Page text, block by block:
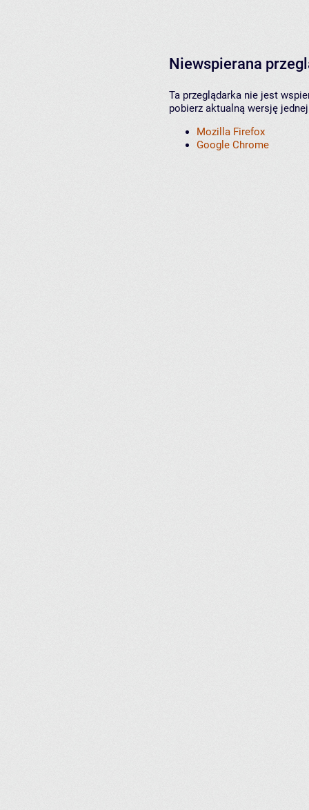
Niewspierana
Ta przeglądarka nie jest
pobierz aktualną wersję
Mozilla Firefox
Google Chrome